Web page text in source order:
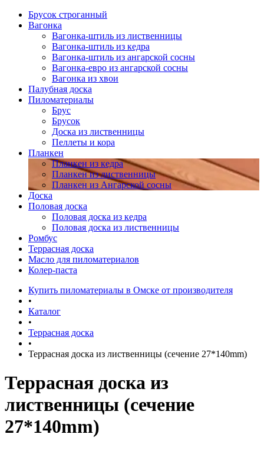
Брусок строганный
Вагонка
Вагонка-штиль из лиственницы
Вагонка-штиль из кедра
Вагонка-штиль из ангарской сосны
Вагонка-евро из ангарской сосны
Вагонка из хвои
Палубная доска
Пиломатериалы
Брус
Брусок
Доска из лиственницы
Пеллеты и кора
Планкен
Планкен из кедра
Планкен из лиственницы
Планкен из Ангарской сосны
Доска
Половая доска
Половая доска из кедра
Половая доска из лиственницы
Ромбус
Террасная доска
Масло для пиломатериалов
Колер-паста
Купить пиломатериалы в Омске от производителя
•
Каталог
•
Террасная доска
•
Террасная доска из лиственницы (сечение 27*140mm)
Террасная доска из
лиственницы (сечение
27*140mm)